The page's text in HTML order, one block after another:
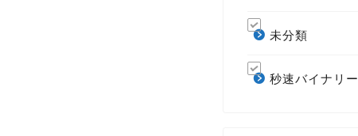
未分類
秒速バイナリー